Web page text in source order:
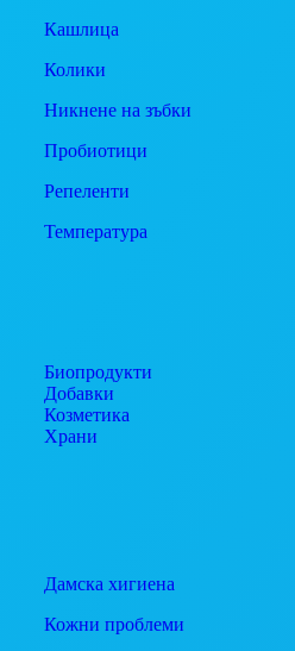
Кашлица
Колики
Никнене на зъбки
Пробиотици
Репеленти
Температура
Биопродукти
Добавки
Козметика
Храни
Дамска хигиена
Кожни проблеми